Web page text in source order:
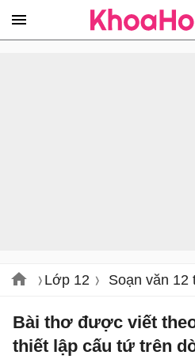
Lớp 12 Soạn văn 12
Bài thơ được viết
thiết lập cấu tứ trên